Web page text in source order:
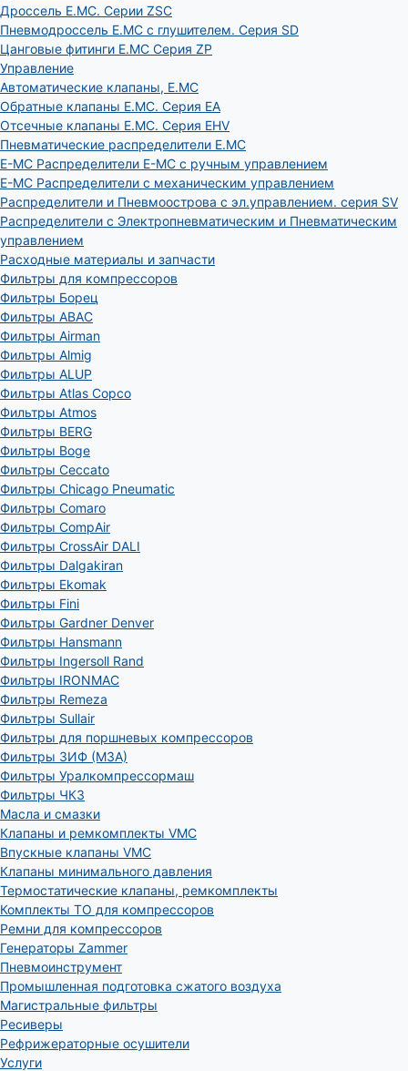
Дроссель E.MC. Серии ZSC
Пневмодроссель E.MC с глушителем. Серия SD
Цанговые фитинги E.MC Серия ZP
Управление
Автоматические клапаны, Е.МС
Обратные клапаны E.MC. Серия EA
Отсечные клапаны E.MC. Серия EHV
Пневматические распределители E.MC
E-MC Распределители E-MC с ручным управлением
E-MC Распределители с механическим управлением
Распределители и Пневмоострова с эл.управлением. серия SV
Распределители с Электропневматическим и Пневматическим
управлением
Расходные материалы и запчасти
Фильтры для компрессоров
Фильтры Борец
Фильтры ABAC
Фильтры Airman
Фильтры Almig
Фильтры ALUP
Фильтры Atlas Copco
Фильтры Atmos
Фильтры BERG
Фильтры Boge
Фильтры Ceccato
Фильтры Chicago Pneumatic
Фильтры Comaro
Фильтры CompAir
Фильтры CrossAir DALI
Фильтры Dalgakiran
Фильтры Ekomak
Фильтры Fini
Фильтры Gardner Denver
Фильтры Hansmann
Фильтры Ingersoll Rand
Фильтры IRONMAC
Фильтры Remeza
Фильтры Sullair
Фильтры для поршневых компрессоров
Фильтры ЗИФ (МЗА)
Фильтры Уралкомпрессормаш
Фильтры ЧКЗ
Масла и смазки
Клапаны и ремкомплекты VMC
Впускные клапаны VMC
Клапаны минимального давления
Термостатические клапаны, ремкомплекты
Комплекты ТО для компрессоров
Ремни для компрессоров
Генераторы Zammer
Пневмоинструмент
Промышленная подготовка сжатого воздуха
Магистральные фильтры
Ресиверы
Рефрижераторные осушители
Услуги